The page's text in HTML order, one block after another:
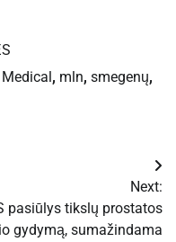
Medical, mln, smegenų,
Next:
pasiūlys tikslų prostatos
gydymą, sumažindama